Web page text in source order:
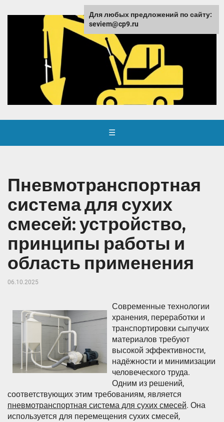
☰
Пневмотранспортная
система для сухих
смесей: устройство,
принципы работы и
область применения
06.10.2025
Современные технологии
хранения, переработки и
транспортировки сыпучих
материалов требуют
высокой эффективности,
надёжности и минимизации
человеческого труда.
Одним из решений,
соответствующих этим требованиям, является
пневмотранспортная система для сухих смесей. Она
используется для перемещения сухих смесей,
Для любых предложений по сайту:
seviem@cp9.ru